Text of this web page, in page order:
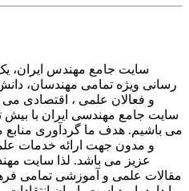
سایت جامع مهندس ایران،
رسانی ویژه تمامی مهندسان،
و فعالان علمی ، اقتصادی
سایت جامع مهندسی ایران با بیش
می باشیم. هدف ما گردآوری
و مدون جهت ارائه خدمات
عزیز می باشد. لذا سایت
مقالات علمی و آموزشی تمامی